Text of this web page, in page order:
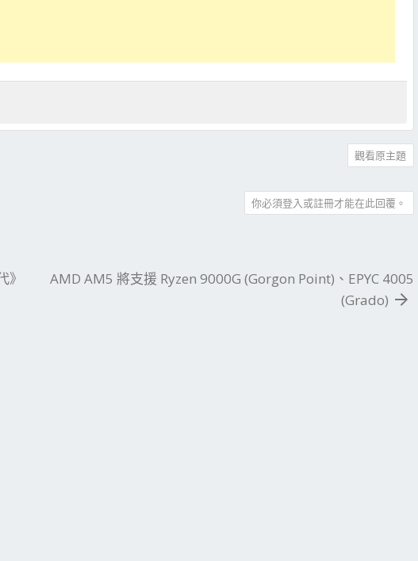
觀看原主題
你必須登入或註冊才能在此回覆。
AMD AM5 將支援 Ryzen 9000G (Gorgon Point)、EPYC 4005
(Grado)